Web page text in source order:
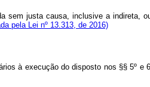
sem justa causa, inclusive a
pela Lei nº 13.313, de 2016)
à execução do disposto nos §§ 5º e